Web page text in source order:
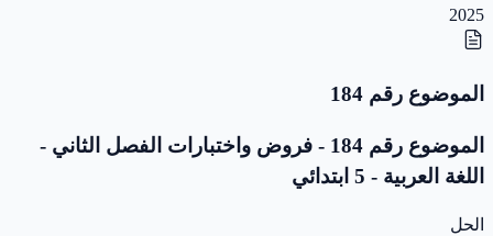
2025
الموضوع رقم 184
الموضوع رقم 184 - فروض واختبارات الفصل الثاني -
اللغة العربية - 5 ابتدائي
الحل